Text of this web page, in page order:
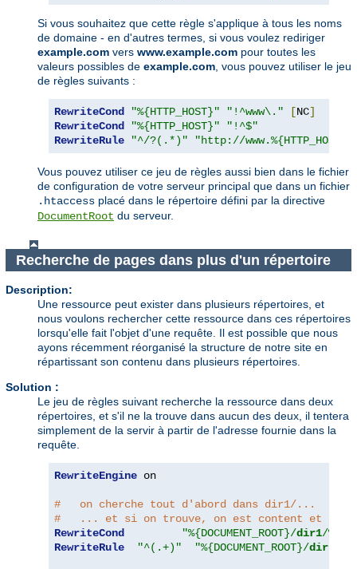
Si vous souhaitez que cette règle s'applique à tous les noms
de domaine - en d'autres termes, si vous voulez rediriger
example.com vers www.example.com pour toutes les
valeurs possibles de example.com , vous pouvez utiliser le jeu
de règles suivants :
RewriteCond "%{HTTP_HOST}" "!^www\." [NC]
RewriteCond
"%{HTTP_HOST}"
"!^$"
RewriteRule
"^/?(.*)" "http://
Vous pouvez utiliser ce jeu de règles aussi bien dans le fichier
de configuration de votre serveur principal que dans un fichier
.htaccess placé dans le répertoire défini par la directive
DocumentRoot du serveur.
Recherche de pages dans plus d'un répertoire
Description:
Une ressource peut exister dans plusieurs répertoires, et
nous voulons rechercher cette ressource dans ces répertoires
lorsqu'elle fait l'objet d'une requête. Il est possible que nous
ayons récemment réorganisé la structure de notre site en
répartissant son contenu dans plusieurs répertoires.
Solution :
Le jeu de règles suivant recherche la ressource dans deux
répertoires, et s'il ne la trouve dans aucun des deux, il tentera
simplement de la servir à partir de l'adresse fournie dans la
requête.
RewriteEngine on
#   on cherche tout d'abord dans dir1/...
#   ... et si on trouve, on est content et on
RewriteCond
"%{DOCUMENT_ROOT}/dir1/
RewriteRule
"^(.+)" "%{DOCUMENT_ROOT}/dir1